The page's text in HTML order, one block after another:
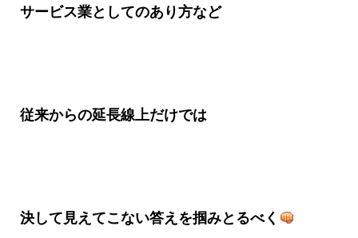
サービス業としてのあり方など
従来からの延長線上だけでは
決して見えてこない答えを掴みとるべく